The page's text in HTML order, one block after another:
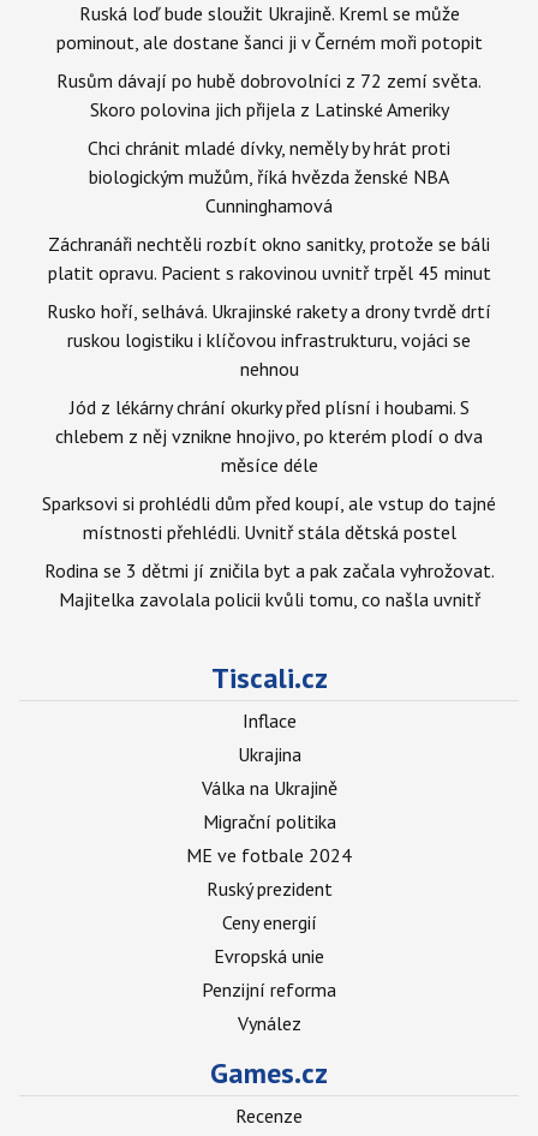
Ruská loď bude sloužit Ukrajině. Kreml se může
pominout, ale dostane šanci ji v Černém moři potopit
Rusům dávají po hubě dobrovolníci z 72 zemí světa.
Skoro polovina jich přijela z Latinské Ameriky
Chci chránit mladé dívky, neměly by hrát proti
biologickým mužům, říká hvězda ženské NBA
Cunninghamová
Záchranáři nechtěli rozbít okno sanitky, protože se báli
platit opravu. Pacient s rakovinou uvnitř trpěl 45 minut
Rusko hoří, selhává. Ukrajinské rakety a drony tvrdě drtí
ruskou logistiku i klíčovou infrastrukturu, vojáci se
nehnou
Jód z lékárny chrání okurky před plísní i houbami. S
chlebem z něj vznikne hnojivo, po kterém plodí o dva
měsíce déle
Sparksovi si prohlédli dům před koupí, ale vstup do tajné
místnosti přehlédli. Uvnitř stála dětská postel
Rodina se 3 dětmi jí zničila byt a pak začala vyhrožovat.
Majitelka zavolala policii kvůli tomu, co našla uvnitř
Tiscali.cz
Inflace
Ukrajina
Válka na Ukrajině
Migrační politika
ME ve fotbale 2024
Ruský prezident
Ceny energií
Evropská unie
Penzijní reforma
Vynález
Games.cz
Recenze